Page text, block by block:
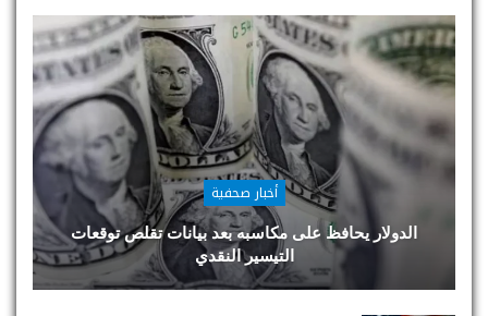
أخبار صحفية
الدولار يحافظ على مكاسبه بعد بيانات تقلص توقعات
التيسير النقدي